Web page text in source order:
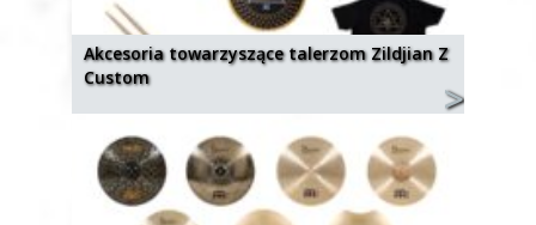
Akcesoria towarzyszące talerzom Zildjian Z
Custom